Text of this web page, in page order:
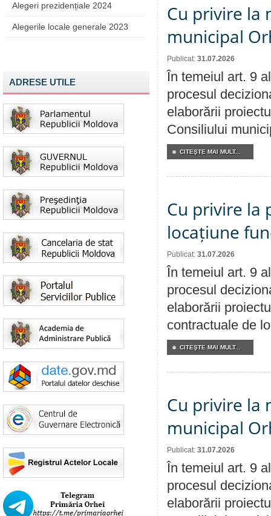
Alegeri prezidențiale 2024
Alegerile locale generale 2023
ADRESE UTILE
Cu privire la
municipal
Publicat: 31.07.2026
În temeiul art. 9
procesul
elaborării
Consiliului
CITEŞTE MAI MULT...
Cu privire la
locațiune
Publicat: 31.07.2026
În temeiul art. 9
procesul
elaborării
contractuale de
CITEŞTE MAI MULT...
Cu privire la
municipal
Publicat: 31.07.2026
În temeiul art. 9
procesul
elaborării